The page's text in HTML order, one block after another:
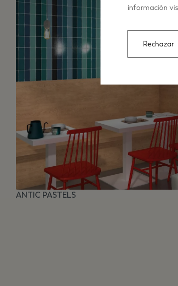
ANTIC PASTELS
información
Rechazar